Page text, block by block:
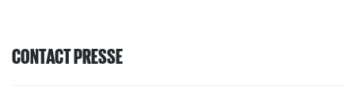
CONTACT PRESSE